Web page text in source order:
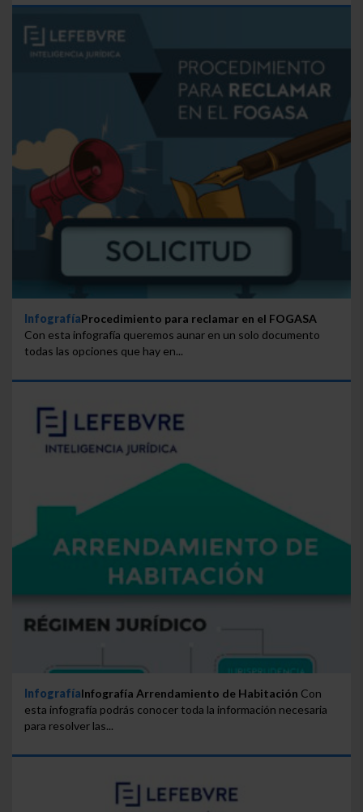
InfografíaProcedimiento para reclamar en el FOGASA
Con esta infografía queremos aunar en un solo documento
todas las opciones que hay en...
InfografíaInfografía Arrendamiento de Habitación Con
esta infografía podrás conocer toda la información necesaria
para resolver las...